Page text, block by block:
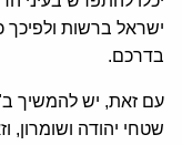
ישראל ברשות ולפיכך
בדרכם.
עם זאת, יש להמשיך
שטחי יהודה